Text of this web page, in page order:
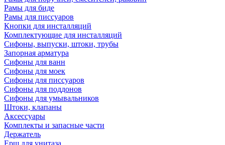
Рамы для биде
Рамы для писсуаров
Кнопки для инсталляций
Комплектующие для инсталляций
Сифоны, выпуски, штоки, трубы
Запорная арматура
Сифоны для ванн
Сифоны для моек
Сифоны для писсуаров
Сифоны для поддонов
Сифоны для умывальников
Штоки, клапаны
Аксессуары
Комплекты и запасные части
Держатель
Ерш для унитаза